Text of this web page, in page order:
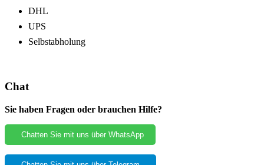
DHL
UPS
Selbstabholung
Chat
Sie haben Fragen oder brauchen Hilfe?
Chatten Sie mit uns über WhatsApp